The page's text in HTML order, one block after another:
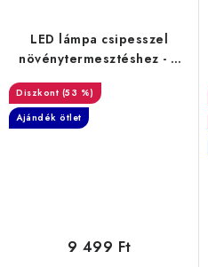
LED lámpa csipesszel
növénytermesztéshez - 2
(53 %)
Ajándék ötlet
9 499 Ft